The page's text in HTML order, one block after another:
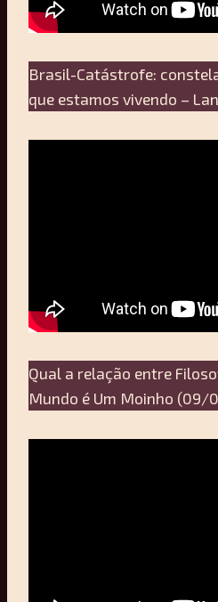
Brasil-Catástrofe:
que estamos vivendo –
Qual a relação entre
Mundo é Um Moinho